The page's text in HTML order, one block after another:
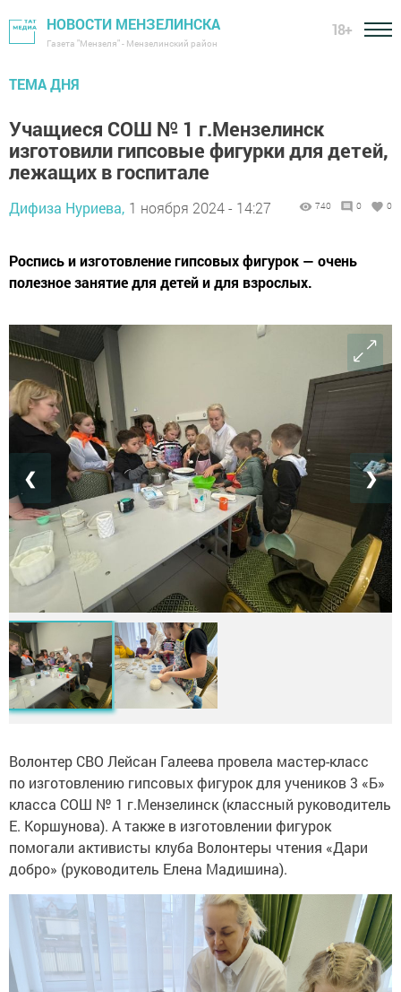
НОВОСТИ МЕНЗЕЛИНСКА
Газета "Мензеля" - Мензелинский район
18+
ТЕМА ДНЯ
Учащиеся СОШ № 1 г.Мензелинск
изготовили гипсовые фигурки для детей,
лежащих в госпитале
Дифиза Нуриева, 1 ноября 2024 - 14:27 740 0 0
Роспись и изготовление гипсовых фигурок — очень
полезное занятие для детей и для взрослых.
❮ ❯
Волонтер СВО Лейсан Галеева провела мастер-класс
по изготовлению гипсовых фигурок для учеников 3 «Б»
класса СОШ № 1 г.Мензелинск (классный руководитель
Е. Коршунова). А также в изготовлении фигурок
помогали активисты клуба Волонтеры чтения «Дари
добро» (руководитель Елена Мадишина).